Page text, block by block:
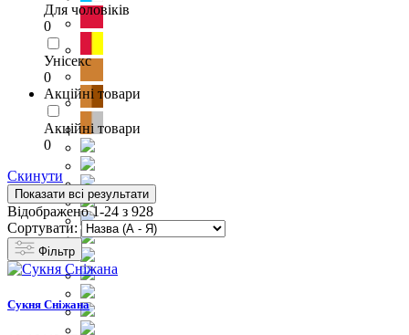
Для чоловіків
0
Унісекс
0
Акційні товари
Акційні товари
0
Скинути
Показати всі результати
Відображено 1-24 з 928
Сортувати:
Фільтр
Cукня Сніжана